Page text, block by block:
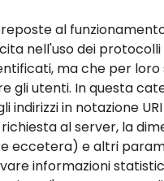
al
nell'uso dei
ma che per
utenti. In questa
indirizzi in notazione
al server, la
eccetera) e altri
informazioni